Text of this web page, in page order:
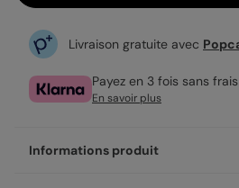
Livraison gratuite avec
Payez en 3 fois sans frais
En savoir plus
Informations produit